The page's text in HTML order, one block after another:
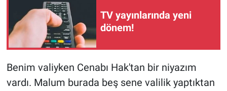
TV yayınlarında yeni
dönem!
Benim valiyken Cenabı Hak'tan bir niyazım
vardı. Malum burada beş sene valilik yaptıktan